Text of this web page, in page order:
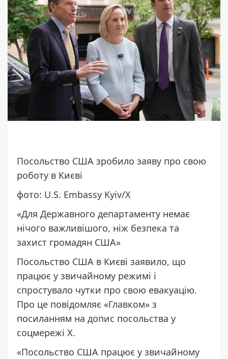
Посольство США зробило заяву про свою
роботу в Києві
фото: U.S. Embassy Kyiv/X
«Для Державного департаменту немає
нічого важливішого, ніж безпека та
захист громадян США»
Посольство США в Києві заявило, що
працює у звичайному режимі і
спростувало чутки про свою евакуацію.
Про це повідомляє «Главком» з
посиланням на допис посольства у
соцмережі Х.
«Посольство США працює у звичайному